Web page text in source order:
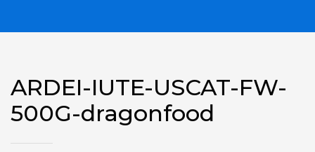
ARDEI-IUTE-USCAT-FW-
500G-dragonfood